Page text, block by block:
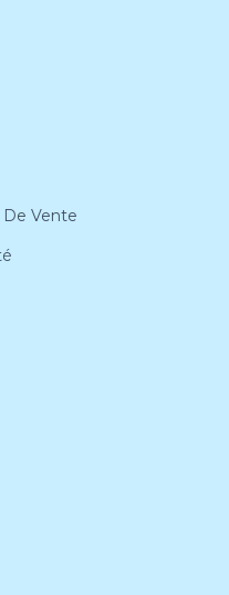
De Vente